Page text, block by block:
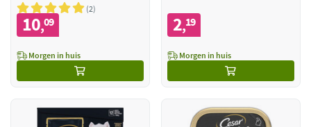
2
10,09
Morgen in huis
2,19
Morgen in huis